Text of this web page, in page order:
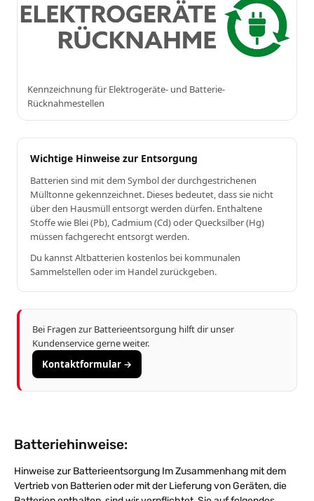
Kennzeichnung für Elektrogeräte- und Batterie-
Rücknahmestellen
Wichtige Hinweise zur Entsorgung
Batterien sind mit dem Symbol der durchgestrichenen
Mülltonne gekennzeichnet. Dieses bedeutet, dass sie nicht
über den Hausmüll entsorgt werden dürfen. Enthaltene
Stoffe wie Blei (Pb), Cadmium (Cd) oder Quecksilber (Hg)
müssen fachgerecht entsorgt werden.
Du kannst Altbatterien kostenlos bei kommunalen
Sammelstellen oder im Handel zurückgeben.
Bei Fragen zur Batterieentsorgung hilft dir unser
Kundenservice gerne weiter.
Kontaktformular →
Batteriehinweise:
Hinweise zur Batterieentsorgung Im Zusammenhang mit dem
Vertrieb von Batterien oder mit der Lieferung von Geräten, die